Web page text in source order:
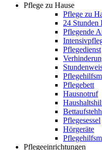
Pflege zu Hause
Pflege zu
24 Stunden
Pflegende
Pflegedienst
Pflegebett
Hausnotruf
Pflegesessel
Hörgeräte
Pflegeeinrichtungen